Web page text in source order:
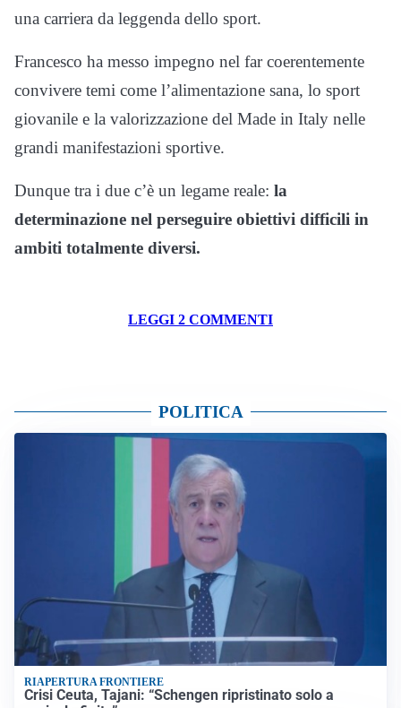
una carriera da leggenda dello sport.
Francesco ha messo impegno nel far coerentemente
convivere temi come l’alimentazione sana, lo sport
giovanile e la valorizzazione del Made in Italy nelle
grandi manifestazioni sportive.
Dunque tra i due c’è un legame reale: la
determinazione nel perseguire obiettivi difficili in
ambiti totalmente diversi.
LEGGI 2 COMMENTI
POLITICA
RIAPERTURA FRONTIERE
Crisi Ceuta, Tajani: “Schengen ripristinato solo a